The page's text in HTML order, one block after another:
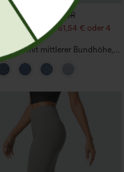
+5
EUR
€49,95 EUR
2 Stück für 61,54 € oder 4
123,08 €.
Jeans mit mittlerer Bundhöhe,
und Taschen